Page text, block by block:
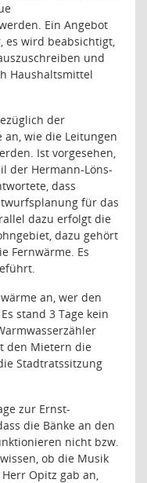
Ein Angebot
es wird beabsichtigt,
und
Haushaltsmittel
der
an, wie die Leitungen
Ist vorgesehen,
der Hermann-Löns-
dass
für das
dazu erfolgt die
dazu gehört
Fernwärme. Es
an, wer den
stand 3 Tage kein
den Mietern die
Stadtratssitzung
zur Ernst-
die Bänke an den
nicht bzw.
ob die Musik
Opitz gab an,